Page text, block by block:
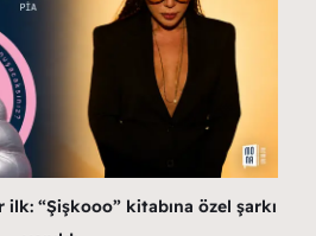
“Şişkooo” kitabına özel şarkı